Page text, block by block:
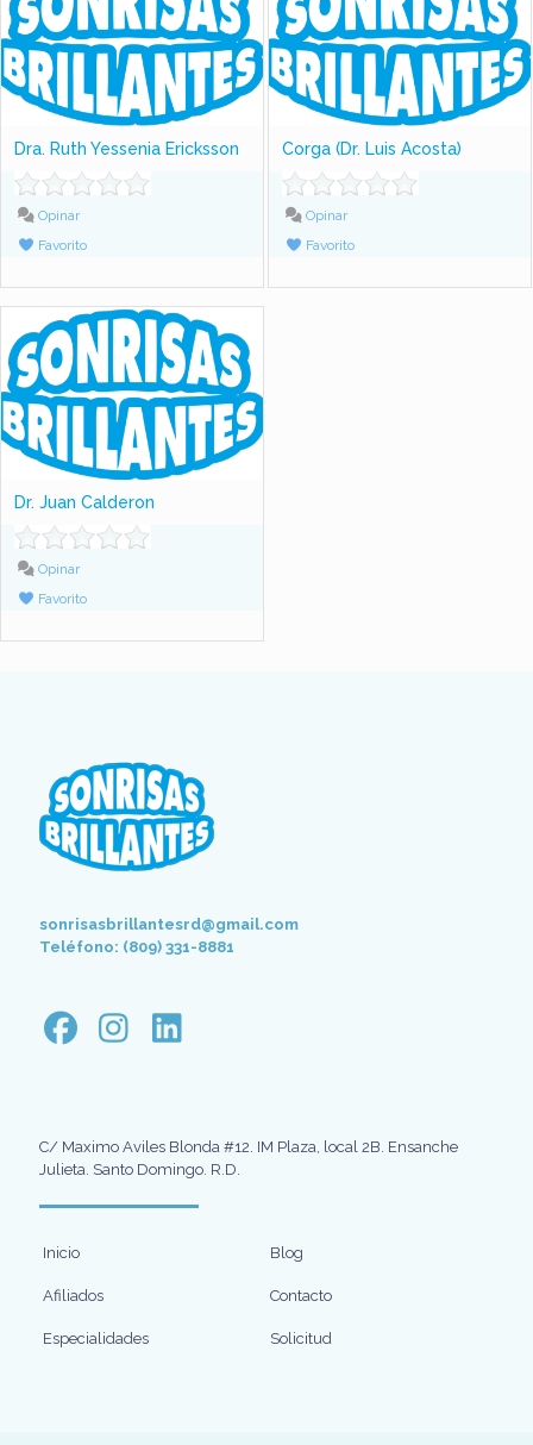
Dra. Ruth Yessenia Ericksson
Opinar
Favorito
Corga (Dr. Luis Acosta)
Opinar
Favorito
Dr. Juan Calderon
Opinar
Favorito
sonrisasbrillantesrd@gmail.com
Teléfono: (809) 331-8881
C/ Maximo Aviles Blonda #12. IM Plaza, local 2B. Ensanche
Julieta. Santo Domingo. R.D.
Inicio Blog
Afiliados Contacto
Especialidades Solicitud